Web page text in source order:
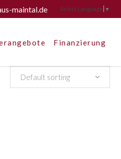
maintal.de Select Language ▼
Finanzierung
Default sorting